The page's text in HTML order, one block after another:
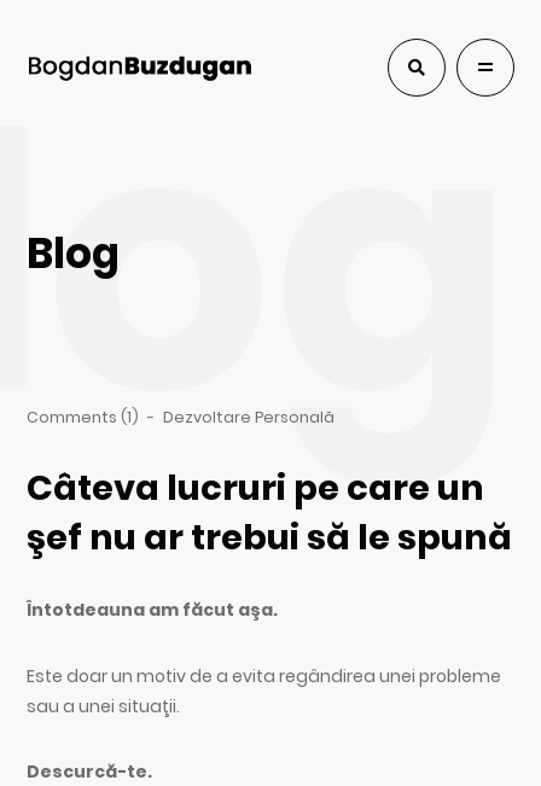
Blog
Comments (1) - Dezvoltare Personală
Câteva lucruri pe care un
şef nu ar trebui să le spună
Întotdeauna am făcut aşa.
Este doar un motiv de a evita regândirea unei probleme
sau a unei situaţii.
Descurcă-te.